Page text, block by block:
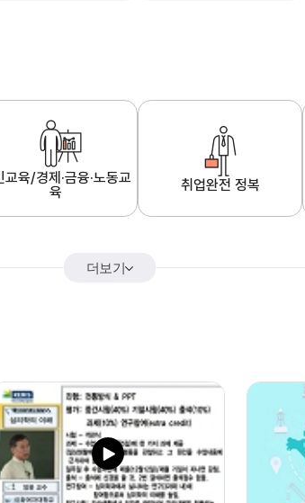
교육/경제·금융·노동교
육
취업완전 정복
더보기